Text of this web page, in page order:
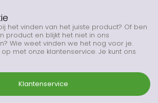
het vinden van het juiste product? Of ben
product en blijkt het niet in ons
Wie weet vinden we het nog voor je.
met onze klantenservice. Je kunt ons
Klantenservice